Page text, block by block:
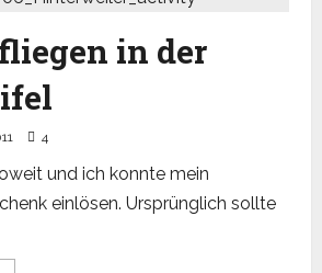
in der
4
und ich konnte mein
einlösen. Ursprünglich sollte